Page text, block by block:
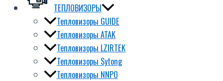
ТЕПЛОВИЗОРЫ
Тепловизоры GUIDE
Тепловизоры ATAK
Тепловизоры LZIRTEK
Тепловизоры Sytong
Тепловизоры NNPO